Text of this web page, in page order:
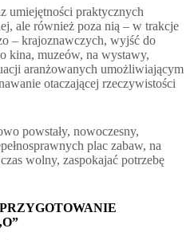
umiejętności praktycznych
ale również poza nią – w trakcje
– krajoznawczych, wyjść do
kina, muzeów, na wystawy,
aranżowanych umożliwiającym
otaczającej rzeczywistości
powstały, nowoczesny,
plac zabaw, na
wolny, zaspokajać potrzebę